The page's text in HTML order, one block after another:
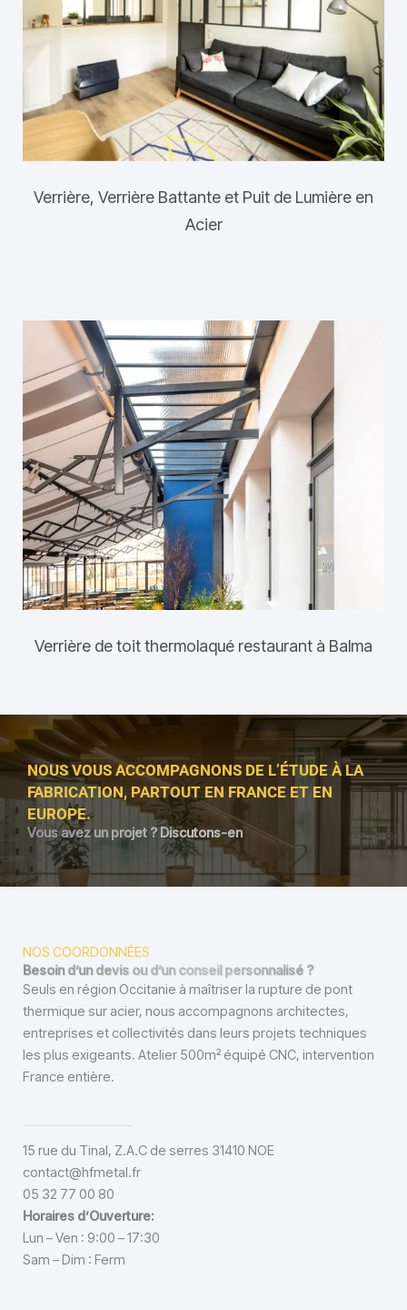
Verrière, Verrière Battante et Puit de Lumière en
Acier
Verrière de toit thermolaqué restaurant à Balma
NOUS VOUS ACCOMPAGNONS DE L’ÉTUDE À LA
FABRICATION, PARTOUT EN FRANCE ET EN
EUROPE.
Vous avez un projet ? Discutons-en
NOS COORDONNÉES
Besoin d’un devis ou d’un conseil personnalisé ?
Seuls en région Occitanie à maîtriser la rupture de pont
thermique sur acier, nous accompagnons architectes,
entreprises et collectivités dans leurs projets techniques
les plus exigeants. Atelier 500m² équipé CNC, intervention
France entière.
15 rue du Tinal, Z.A.C de serres 31410 NOE
contact@hfmetal.fr
05 32 77 00 80
Horaires d’Ouverture:
Lun – Ven : 9:00 – 17:30
Sam – Dim : Ferm